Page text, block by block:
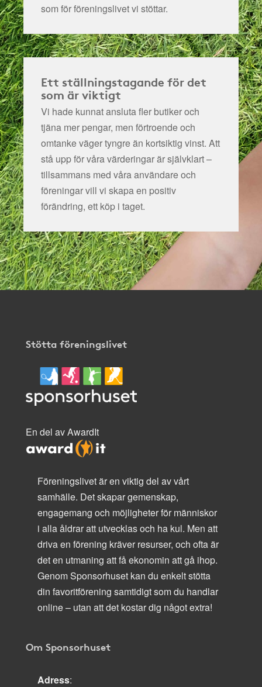
som för föreningslivet vi stöttar.
Ett ställningstagande för det
som är viktigt
Vi hade kunnat ansluta fler butiker och
tjäna mer pengar, men förtroende och
omtanke väger tyngre än kortsiktig vinst. Att
stå upp för våra värderingar är självklart –
tillsammans med våra användare och
föreningar vill vi skapa en positiv
förändring, ett köp i taget.
Stötta föreningslivet
En del av AwardIt
Föreningslivet är en viktig del av vårt
samhälle. Det skapar gemenskap,
engagemang och möjligheter för människor
i alla åldrar att utvecklas och ha kul. Men att
driva en förening kräver resurser, och ofta är
det en utmaning att få ekonomin att gå ihop.
Genom Sponsorhuset kan du enkelt stötta
din favoritförening samtidigt som du handlar
online – utan att det kostar dig något extra!
Om Sponsorhuset
Adress: